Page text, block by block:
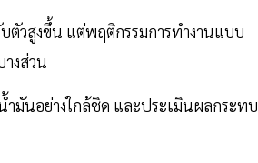
ตัวสูงขึ้น แต่พฤติกรรมการทำงานแบบ
งส่วน
มันอย่างใกล้ชิด และประเมินผลกระทบ